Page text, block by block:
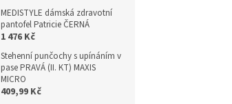
MEDISTYLE dámská zdravotní
pantofel Patricie ČERNÁ
1 476 Kč
Stehenní punčochy s upínáním v
pase PRAVÁ (II. KT) MAXIS
MICRO
409,99 Kč